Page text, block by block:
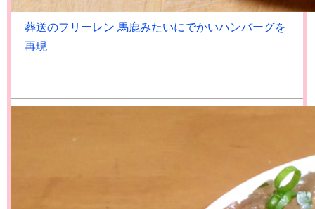
葬送のフリーレン 馬鹿みたいにでかいハンバーグを
再現